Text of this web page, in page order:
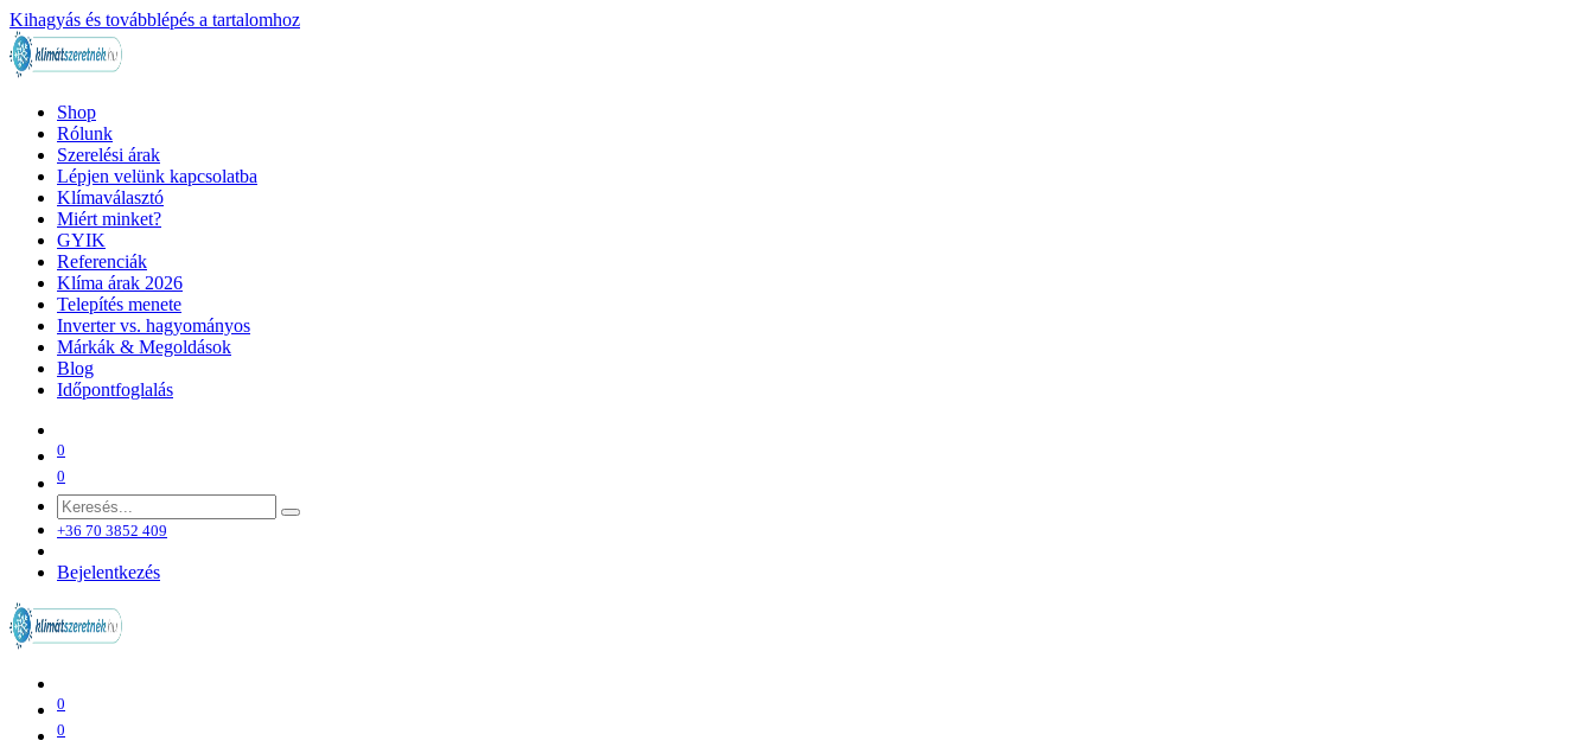
Kihagyás és továbblépés a tartalomhoz
Shop
Rólunk
Szerelési árak
Lépjen velünk kapcsolatba
Klímaválasztó
Miért minket?
GYIK
Referenciák
Klíma árak 2026
Telepítés menete
Inverter vs. hagyományos
Márkák & Megoldások
Blog
Időpontfoglalás
0
0
+36 70 3852 409
Bejelentkezés
0
0